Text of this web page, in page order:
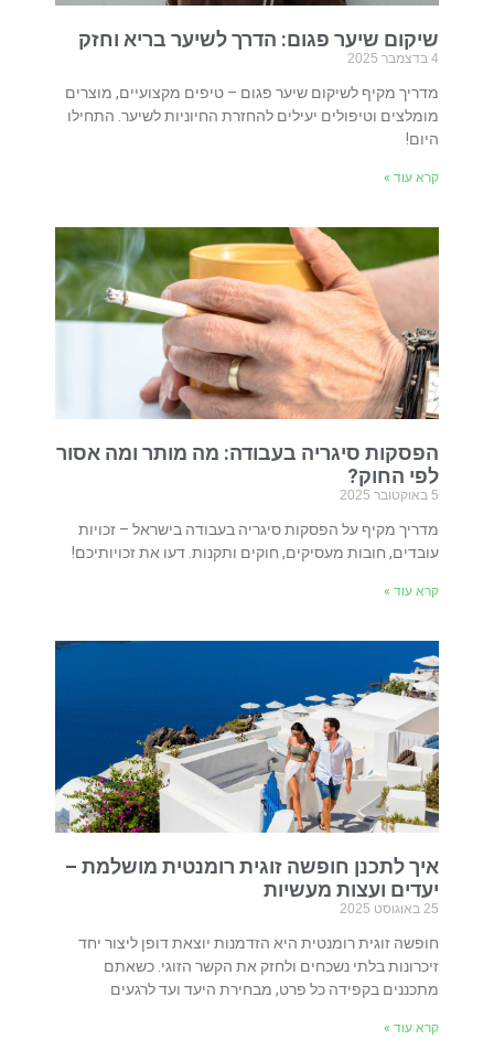
שיקום שיער פגום: הדרך לשיער בריא וחזק
4 בדצמבר 2025
מדריך מקיף לשיקום שיער פגום – טיפים מקצועיים, מוצרים
מומלצים וטיפולים יעילים להחזרת החיוניות לשיער. התחילו
היום!
קרא עוד »
הפסקות סיגריה בעבודה: מה מותר ומה אסור
לפי החוק?
5 באוקטובר 2025
מדריך מקיף על הפסקות סיגריה בעבודה בישראל – זכויות
עובדים, חובות מעסיקים, חוקים ותקנות. דעו את זכויותיכם!
קרא עוד »
איך לתכנן חופשה זוגית רומנטית מושלמת –
יעדים ועצות מעשיות
25 באוגוסט 2025
חופשה זוגית רומנטית היא הזדמנות יוצאת דופן ליצור יחד
זיכרונות בלתי נשכחים ולחזק את הקשר הזוגי. כשאתם
מתכננים בקפידה כל פרט, מבחירת היעד ועד לרגעים
קרא עוד »